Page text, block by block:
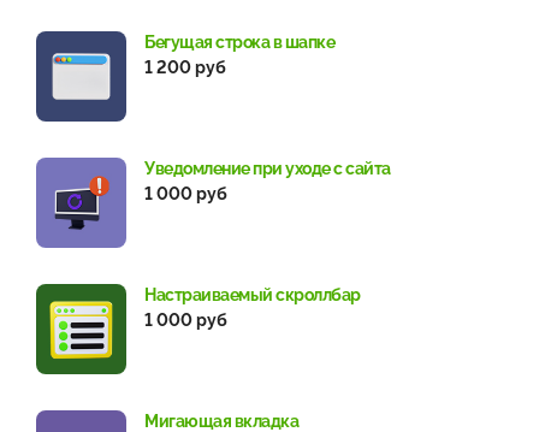
Бегущая строка в шапке
1 200 руб
Уведомление при уходе с сайта
1 000 руб
Настраиваемый скроллбар
1 000 руб
Мигающая вкладка